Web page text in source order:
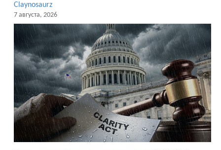
Claynosaurz
7 августа, 2026